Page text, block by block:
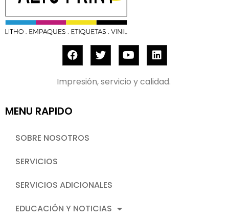
Impresión, servicio y calidad.
MENU RAPIDO
SOBRE NOSOTROS
SERVICIOS
SERVICIOS ADICIONALES
EDUCACIÓN Y NOTICIAS